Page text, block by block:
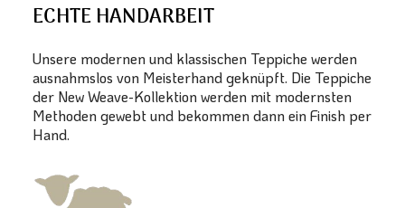
ECHTE HANDARBEIT
Unsere modernen und klassischen Teppiche werden
ausnahmslos von Meisterhand geknüpft. Die Teppiche
der New Weave-Kollektion werden mit modernsten
Methoden gewebt und bekommen dann ein Finish per
Hand.